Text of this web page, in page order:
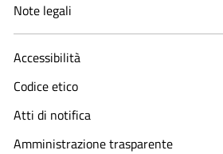
Note legali
Accessibilità
Codice etico
Atti di notifica
Amministrazione trasparente